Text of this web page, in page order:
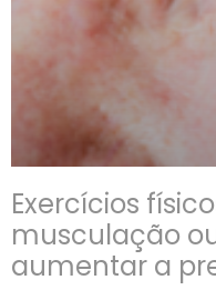
Exercícios
musculação
aumentar a